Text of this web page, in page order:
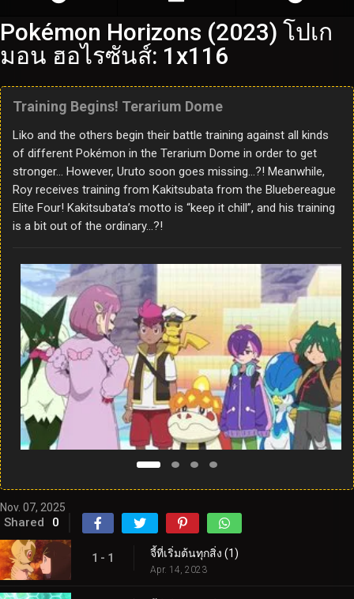
Pokémon Horizons (2023) โปเก
มอน ฮอไรซันส์: 1x116
Training Begins! Terarium Dome
Liko and the others begin their battle training against all kinds
of different Pokémon in the Terarium Dome in order to get
stronger… However, Uruto soon goes missing…?! Meanwhile,
Roy receives training from Kakitsubata from the Bluebereague
Elite Four! Kakitsubata’s motto is “keep it chill”, and his training
is a bit out of the ordinary…?!
Nov. 07, 2025
Shared 0
1 - 1 จี้ที่เริ่มต้นทุกสิ่ง (1)
Apr. 14, 2023